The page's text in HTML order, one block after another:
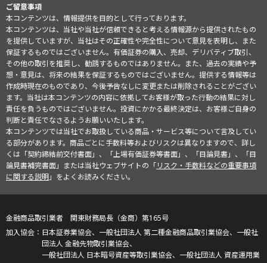
ご留意事項
本コンテンツは、情報提供を目的として行っております。
本コンテンツは、当社や当社が信頼できると考える情報源から提供されたもの
を提供していますが、当社はその正確性や完全性について意見を表明し、また
保証するものではございません。有価証券の購入、売却、デリバティブ取引、
その他の取引を推奨し、勧誘するものではありません。また、過去の実績や予
想・意見は、将来の結果を保証するものではございません。提供する情報等は
作成時現在のものであり、今後予告なしに変更または削除されることがござい
ます。当社は本コンテンツの内容に依拠してお客様が取った行動の結果に対し
責任を負うものではございません。投資にかかる最終決定は、お客様ご自身の
判断と責任でなさるようお願いいたします。
本コンテンツでは当社でお取扱している商品・サービス等について言及してい
る部分があります。商品ごとに手数料等およびリスクは異なりますので、詳し
くは「契約締結前交付書面」、「上場有価証券等書面」、「目論見書」、「目
論見書補完書面」または当社ウェブサイトの「リスク・手数料などの重要事項
に関する説明」をよくお読みください。
金融商品取引業者 関東財務局長（金商）第165号
日本証券業協会、一般社団法人 第二種金融商品取引業協会、一般社
団法人 金融先物取引業協会、
一般社団法人 日本暗号資産等取引業協会、一般社団法人 資産運用業